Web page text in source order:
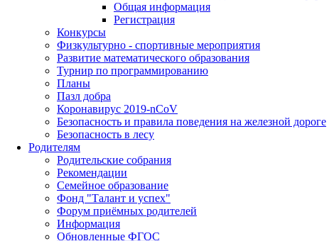
Общая информация
Регистрация
Конкурсы
Физкультурно - спортивные мероприятия
Развитие математического образования
Турнир по программированию
Планы
Пазл добра
Коронавирус 2019-nCoV
Безопасность и правила поведения на железной дороге
Безопасность в лесу
Родителям
Родительские собрания
Рекомендации
Семейное образование
Фонд "Талант и успех"
Форум приёмных родителей
Информация
Обновленные ФГОС